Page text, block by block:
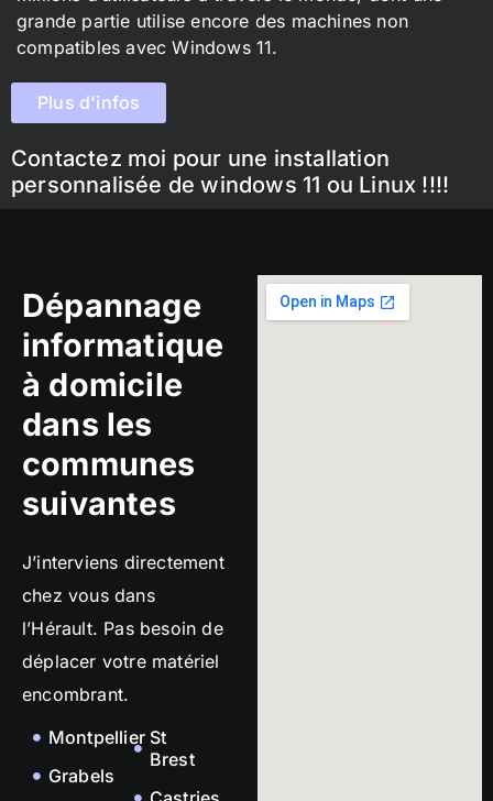
grande partie utilise encore des machines non
compatibles avec Windows 11.
Plus d'infos
Contactez moi pour une installation
personnalisée de windows 11 ou Linux !!!!
Dépannage
informatique
à domicile
dans les
communes
suivantes
J’interviens directement
chez vous dans
l’Hérault. Pas besoin de
déplacer votre matériel
encombrant.
Montpellier
Grabels
St
Brest